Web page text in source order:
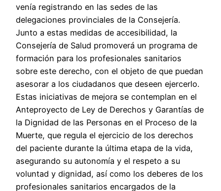
venía registrando en las sedes de las
delegaciones provinciales de la Consejería.
Junto a estas medidas de accesibilidad, la
Consejería de Salud promoverá un programa de
formación para los profesionales sanitarios
sobre este derecho, con el objeto de que puedan
asesorar a los ciudadanos que deseen ejercerlo.
Estas iniciativas de mejora se contemplan en el
Anteproyecto de Ley de Derechos y Garantías de
la Dignidad de las Personas en el Proceso de la
Muerte, que regula el ejercicio de los derechos
del paciente durante la última etapa de la vida,
asegurando su autonomía y el respeto a su
voluntad y dignidad, así como los deberes de los
profesionales sanitarios encargados de la